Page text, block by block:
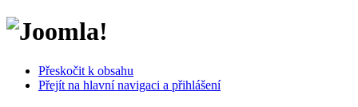
Přeskočit k obsahu
Přejít na hlavní navigaci a přihlášení